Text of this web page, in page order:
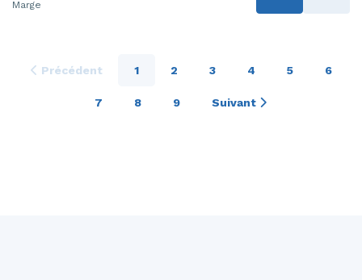
Marge
Précédent 1 2 3 4 5 6
7 8 9 Suivant